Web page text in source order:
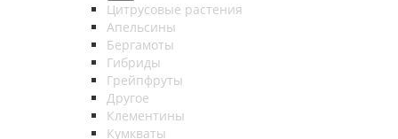
Цитрусовые растения
Апельсины
Бергамоты
Гибриды
Грейпфруты
Другое
Клементины
Кумкваты